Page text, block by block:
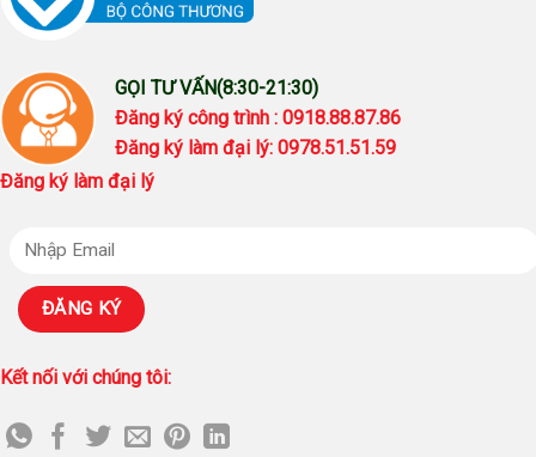
GỌI TƯ VẤN(8:30-21:30)
Đăng ký công trình : 0918.88.87.86
Đăng ký làm đại lý: 0978.51.51.59
Đăng ký làm đại lý
Kết nối với chúng tôi: